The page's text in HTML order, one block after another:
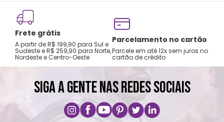
Frete grátis
A partir de R$ 199,90 para Sul e
Sudeste e R$ 259,90 para Norte,
Nordeste e Centro-Oeste
Parcelamento no cartão
Parcele em até 12x sem juros no
cartão de crédito
SIGA A GENTE NAS REDES SOCIAIS